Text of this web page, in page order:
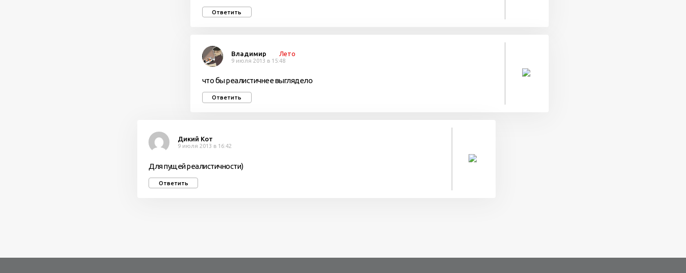
Ответить
Владимир Лето
9 июля 2013 в 15:48
что бы реалистичнее выглядело
Ответить
Дикий Кот
9 июля 2013 в 16:42
Для пущей реалистичности)
Ответить